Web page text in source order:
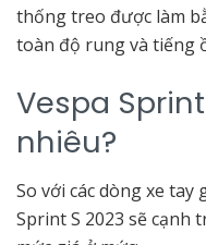
thống treo được làm
toàn độ rung và tiếng
Vespa
nhiêu?
So với các dòng xe
Sprint S 2023 sẽ cạnh